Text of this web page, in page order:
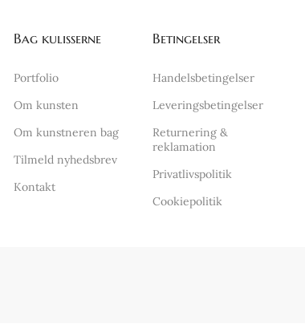
Bag kulisserne
Portfolio
Om kunsten
Om kunstneren bag
Tilmeld nyhedsbrev
Kontakt
Betingelser
Handelsbetingelser
Leveringsbetingelser
Returnering &
reklamation
Privatlivspolitik
Cookiepolitik